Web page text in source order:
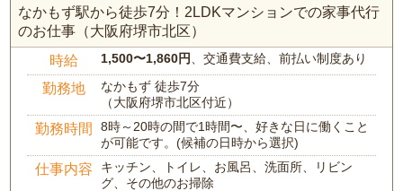
なかもず駅から徒歩7分！2LDKマンションでの家事代行
のお仕事（大阪府堺市北区）
時給 1,500〜1,860円 、交通費支給、前払い制度あり
勤務地
なかもず 徒歩7分
（大阪府堺市北区付近）
勤務時間
8時～20時の間で1時間〜、好きな日に働くこと
が可能です。(候補の日時から選択)
仕事内容
キッチン、トイレ、お風呂、洗面所、リビン
グ、その他のお掃除